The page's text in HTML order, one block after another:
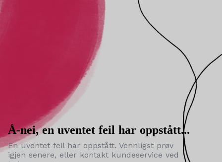
Å-nei, en uventet feil har oppstått...
En uventet feil har oppstått. Vennligst prøv
igjen senere, eller kontakt kundeservice ved